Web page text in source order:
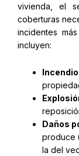
vivienda, el
coberturas
incidentes
incluyen:
Daños
produce
la del